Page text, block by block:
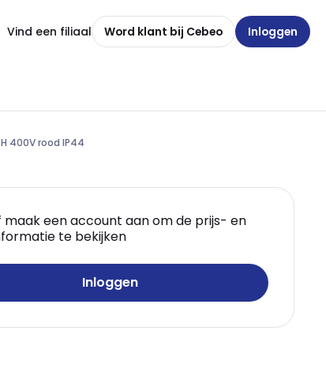
Vind een filiaal Word klant bij Cebeo Inloggen
400V rood IP44
maak een account aan om de prijs- en
te bekijken
Inloggen